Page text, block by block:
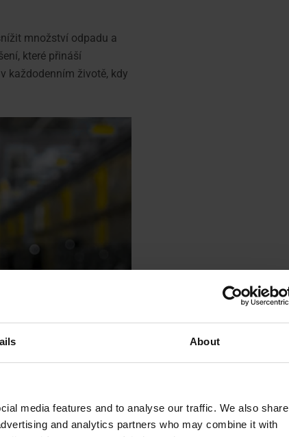
About
media features and to analyse our traffic. We also share
and analytics partners who may combine it with
množství odpadu a
které přináší
každodenním životě, kdy